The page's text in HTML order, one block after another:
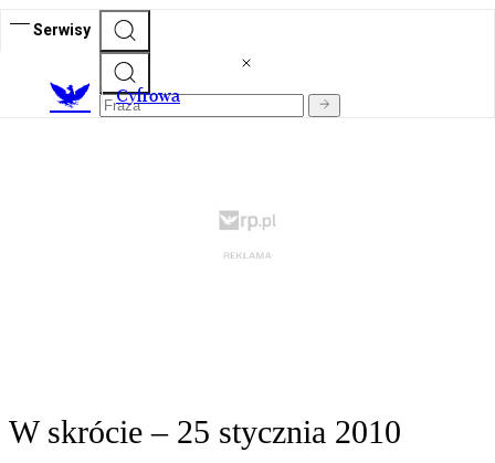
Serwisy
Cyfrowa
W skrócie – 25 stycznia 2010